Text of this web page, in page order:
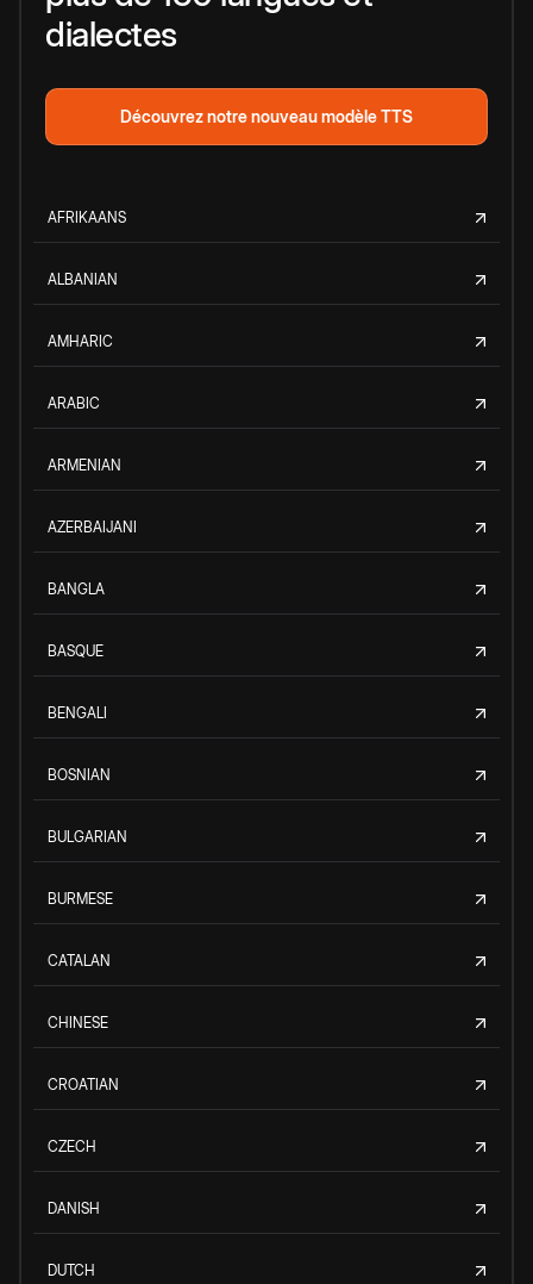
dialectes
Découvrez notre nouveau modèle TTS
AFRIKAANS
ALBANIAN
AMHARIC
ARABIC
ARMENIAN
AZERBAIJANI
BANGLA
BASQUE
BENGALI
BOSNIAN
BULGARIAN
BURMESE
CATALAN
CHINESE
CROATIAN
CZECH
DANISH
DUTCH